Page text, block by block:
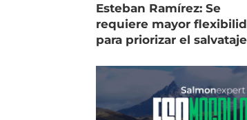
Esteban Ramírez: Se
requiere mayor
para priorizar el salvataje